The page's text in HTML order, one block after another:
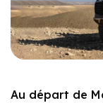
Au départ de